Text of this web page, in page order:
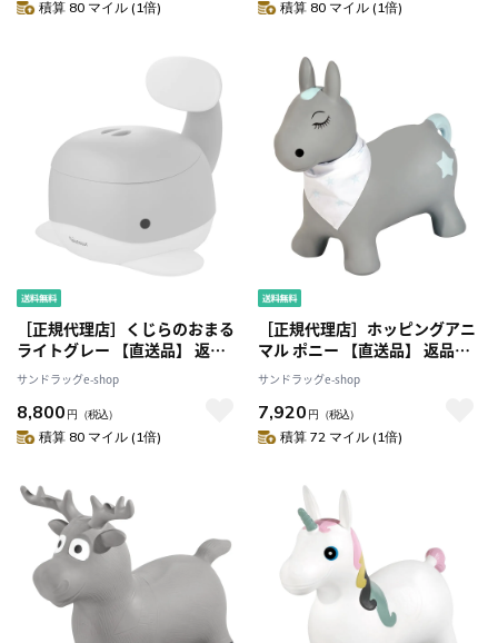
積算 80 マイル (1倍) 積算 80 マイル (1倍)
［正規代理店］くじらのおまる
ライトグレー 【直送品】 返
品・キャンセル・他商品と同時
購入は不可
サンドラッグe-shop
8,800 円 （税込）
積算 80 マイル (1倍)
［正規代理店］ホッピングアニ
マル ポニー 【直送品】 返品・
キャンセル・他商品と同時購入
は不可
サンドラッグe-shop
7,920 円 （税込）
積算 72 マイル (1倍)